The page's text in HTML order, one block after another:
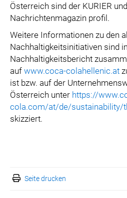
Österreich sind der KURIER
Nachrichtenmagazin profil.
Weitere Informationen zu den
Nachhaltigkeitsinitiativen sind
Nachhaltigkeitsbericht
auf www.coca-colahellenic.at
ist bzw. auf der
Österreich unter https://
cola.com/at/de/sustainability/
skizziert.
Seite drucken